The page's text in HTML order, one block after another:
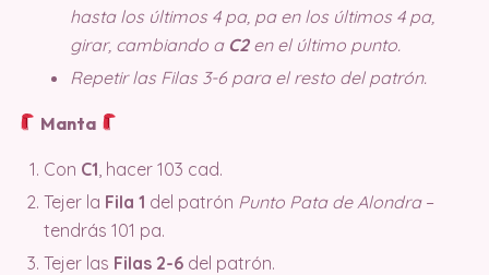
hasta los últimos 4 pa, pa en los últimos 4 pa,
girar, cambiando a C2en el último punto.
Repetir las Filas 3-6 para el resto del patrón.
Manta
Con C1 , hacer 103 cad.
Tejer la Fila 1 del patrón Punto Pata de Alondra–
tendrás 101 pa.
Tejer las Filas 2-6 del patrón.